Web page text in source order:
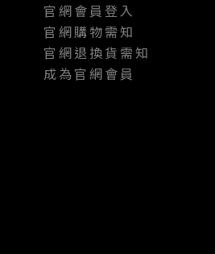
官網會員登入
官網購物需知
官網退換貨需知
成為官網會員